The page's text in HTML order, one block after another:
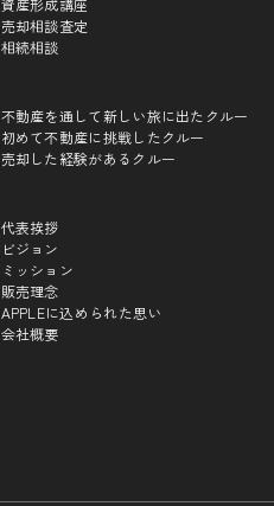
売却相談査定
相続相談
不動産を通して新しい旅に出たクルー
初めて不動産に挑戦したクルー
売却した経験があるクルー
代表挨拶
ビジョン
ミッション
販売理念
APPLEに込められた思い
会社概要